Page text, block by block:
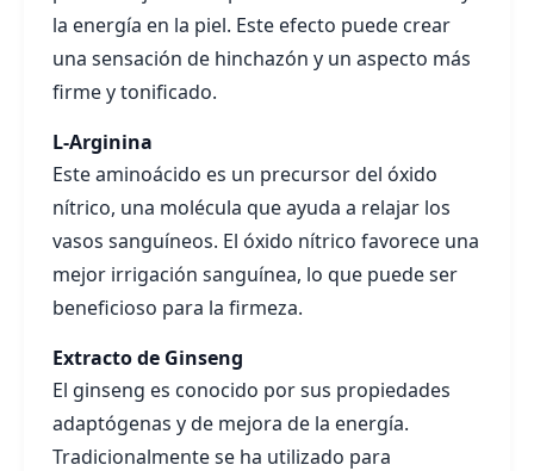
la energía en la piel. Este efecto puede crear
una sensación de hinchazón y un aspecto más
firme y tonificado.
L-Arginina
Este aminoácido es un precursor del óxido
nítrico, una molécula que ayuda a relajar los
vasos sanguíneos. El óxido nítrico favorece una
mejor irrigación sanguínea, lo que puede ser
beneficioso para la firmeza.
Extracto de Ginseng
El ginseng es conocido por sus propiedades
adaptógenas y de mejora de la energía.
Tradicionalmente se ha utilizado para